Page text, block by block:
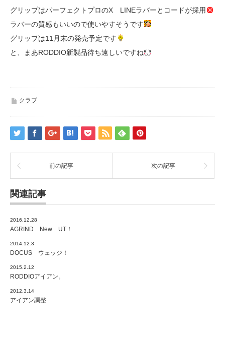
グリップはパーフェクトプロのX LINEラバーとコードが採用
ラバーの質感もいいので使いやすそうです
グリップは11月末の発売予定です
と、まあRODDIO新製品待ち遠しいですね
クラブ
前の記事 次の記事
関連記事
2016.12.28
AGRIND New UT！
2014.12.3
DOCUS ウェッジ！
2015.2.12
RODDIOアイアン。
2012.3.14
アイアン調整